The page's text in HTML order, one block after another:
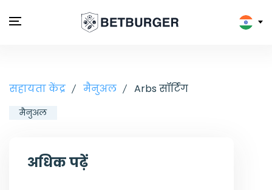
सहायता केंद्र मैनुअल Arbs सॉर्टिंग
मैनुअल
अधिक पढ़ें